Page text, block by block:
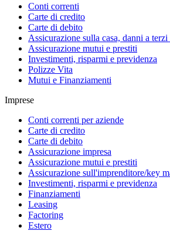
Conti correnti
Carte di credito
Carte di debito
Assicurazione sulla casa, danni a
Assicurazione mutui e prestiti
Investimenti, risparmi e previdenza
Polizze Vita
Mutui e Finanziamenti
Imprese
Conti correnti per aziende
Carte di credito
Carte di debito
Assicurazione impresa
Assicurazione mutui e prestiti
Assicurazione sull'imprenditore/key
Investimenti, risparmi e previdenza
Finanziamenti
Leasing
Factoring
Estero